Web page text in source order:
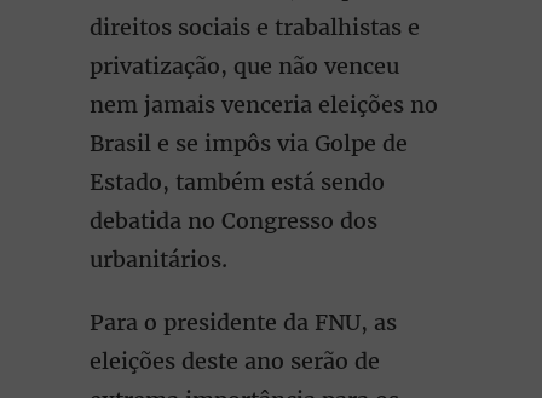
direitos sociais e trabalhistas e
privatização, que não venceu
nem jamais venceria eleições no
Brasil e se impôs via Golpe de
Estado, também está sendo
debatida no Congresso dos
urbanitários.
Para o presidente da FNU, as
eleições deste ano serão de